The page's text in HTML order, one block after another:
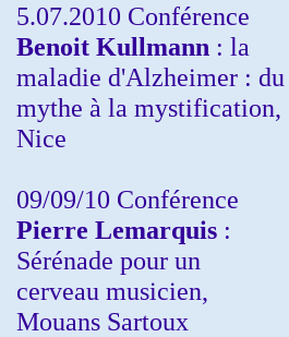
5.07.2010 Conférence
Benoit Kullmann : la
maladie d'Alzheimer : du
mythe à la mystification,
Nice
09/09/10 Conférence
Pierre Lemarquis :
Sérénade pour un
cerveau musicien,
Mouans Sartoux